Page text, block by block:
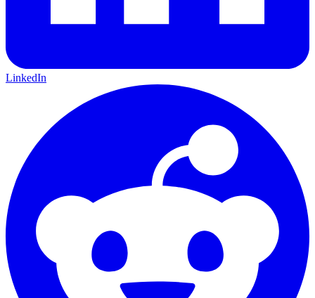
LinkedIn